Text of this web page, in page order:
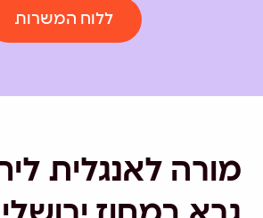
ללוח המשרות
מורה לאנגלית